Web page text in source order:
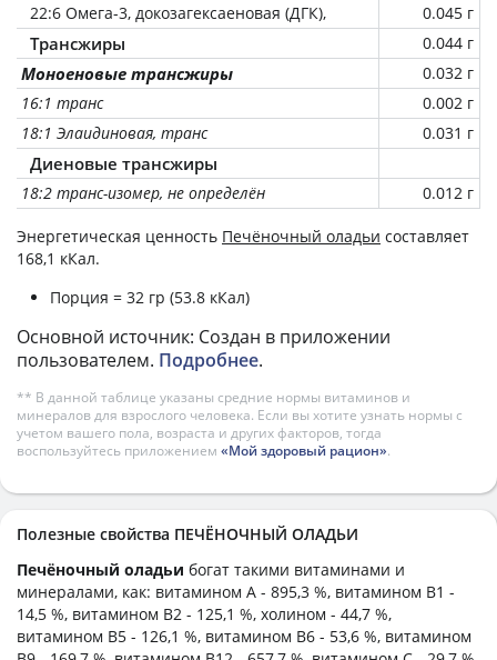
22:6 Омега-3, докозагексаеновая (ДГК),
0.045 г
Трансжиры 0.044 г
Моноеновые трансжиры
0.032 г
16:1 транс
0.002 г
18:1 Элаидиновая, транс
0.031 г
Диеновые трансжиры
18:2 транс-изомер, не определён 0.012 г
Энергетическая ценность Печёночный оладьи составляет
168,1 кКал.
Порция = 32 гр (53.8 кКал)
Основной источник: Создан в приложении
пользователем. Подробнее.
** В данной таблице указаны средние нормы витаминов и
минералов для взрослого человека. Если вы хотите узнать нормы с
учетом вашего пола, возраста и других факторов, тогда
воспользуйтесь приложением «Мой здоровый рацион».
Полезные свойства ПЕЧЁНОЧНЫЙ ОЛАДЬИ
Печёночный оладьи богат такими витаминами и
минералами, как: витамином А - 895,3 %, витамином B1 -
14,5 %, витамином B2 - 125,1 %, холином - 44,7 %,
витамином B5 - 126,1 %, витамином B6 - 53,6 %, витамином